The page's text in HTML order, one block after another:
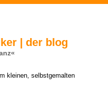
| der blog
kleinen, selbstgemalten